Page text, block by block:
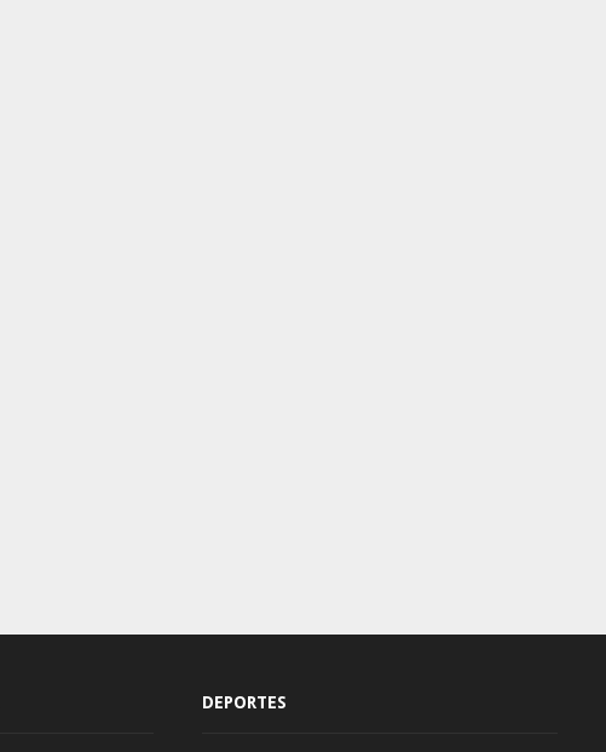
DEPORTES